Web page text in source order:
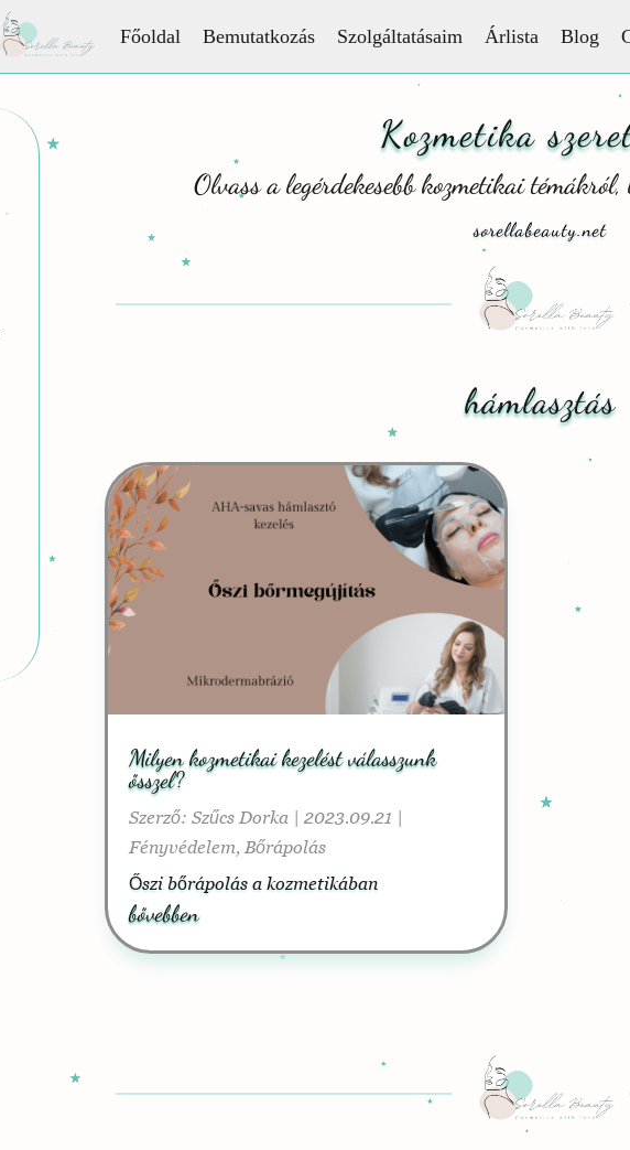
Főoldal Bemutatkozás Szolgáltatásaim Árlista Blog
Kozmetika
Olvass a legérdekesebb kozmetikai
sorellabeauty.net
hámlasztás
Milyen kozmetikai kezelést válasszunk
ősszel?
Szerző: Szűcs Dorka| 2023.09.21 |
Fényvédelem, Bőrápolás
Őszi bőrápolás a kozmetikában
bővebben